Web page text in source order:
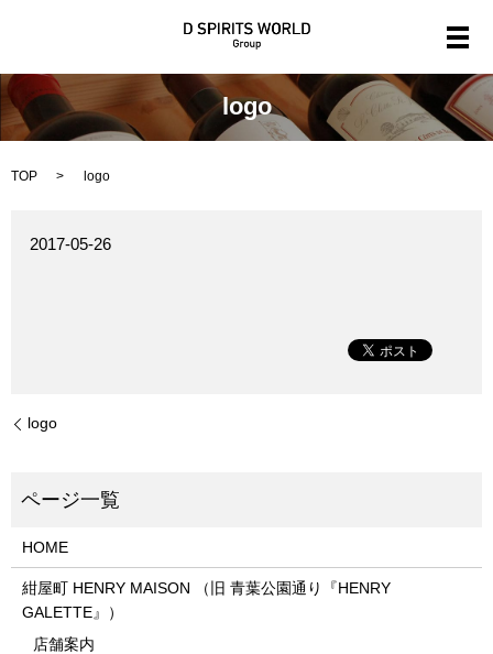
メ
logo
TOP logo
2017-05-26
logo
HOME
紺屋町 HENRY MAISON （旧 青葉公園通り『HENRY
GALETTE』）
店舗案内